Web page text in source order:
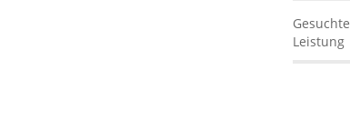
Gesuchte
Leistung